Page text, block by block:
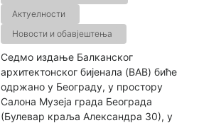
Актуелности
Новости и обавјештења
Седмо издање Балканског
архитектонског бијенала (BAB) биће
одржано у Београду, у простору
Салона Музеја града Београда
(Булевар краља Александра 30), у